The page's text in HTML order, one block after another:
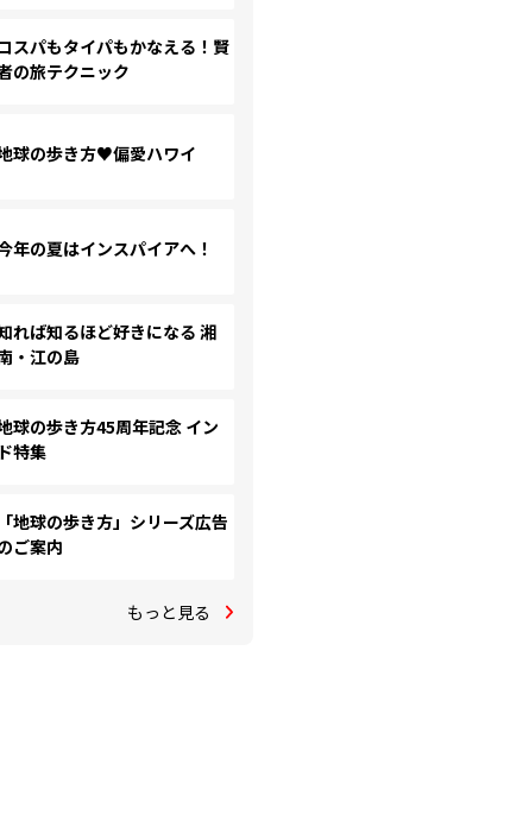
スパもタイパもかなえる！賢
の旅テクニック
球の歩き方♥偏愛ハワイ
年の夏はインスパイアへ！
れば知るほど好きになる 湘
・江の島
球の歩き方45周年記念 イン
ド特集
「地球の歩き方」シリーズ広告
ご案内
もっと見る